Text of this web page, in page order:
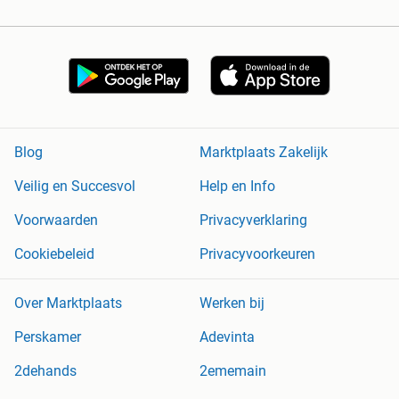
Blog
Marktplaats Zakelijk
Veilig en Succesvol
Help en Info
Voorwaarden
Privacyverklaring
Cookiebeleid
Privacyvoorkeuren
Over Marktplaats
Werken bij
Perskamer
Adevinta
2dehands
2ememain